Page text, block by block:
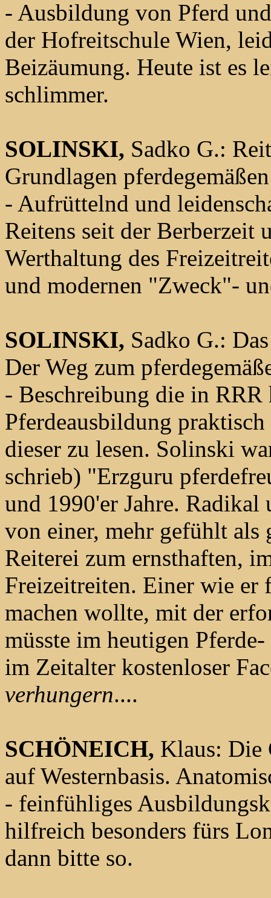
- Ausbildung von Pferd
der Hofreitschule Wien,
Beizäumung. Heute ist es
schlimmer.
SOLINSKI, Sadko G.:
Grundlagen
- Aufrüttelnd und
Reitens seit der Berberzeit
Werthaltung des
und modernen "Zweck"-
SOLINSKI, Sadko G.:
Der Weg zum
- Beschreibung die in RRR
Pferdeausbildung
dieser zu lesen. Solinski
schrieb) "Erzguru
und 1990'er Jahre. Radikal
von einer, mehr gefühlt als
Reiterei zum ernsthaften,
Freizeitreiten. Einer wie er
machen wollte, mit der
müsste im heutigen
im Zeitalter kostenloser
verhungern....
SCHÖNEICH, Klaus: Die
auf Westernbasis.
- feinfühliges
hilfreich besonders fürs
dann bitte so.